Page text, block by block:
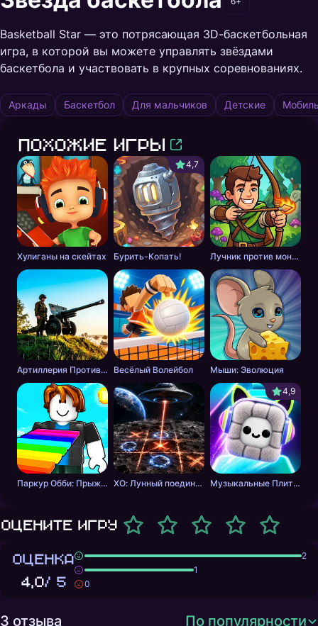
Basketball Star — это потрясающая 3D-баскетбольная
игра, в которой вы можете управлять звёздами
баскетбола и участвовать в крупных соревнованиях.
Аркады Баскетбол Для мальчиков Детские
Похожие игры
Хулиганы на скейтах
4,7
Бурить-Копать! Лучник против монстров
Артиллерия Против Танков Весёлый Волейбол Мыши: Эволюция
Паркур Обби: Прыжок к Победе ХО: Лунный поединок
4,9
Музыкальные Плитки: Ритм Пушистика
Оцените игру
ОЦЕНКА
4,0/ 5
2
1
0
3 отзыва По популярности